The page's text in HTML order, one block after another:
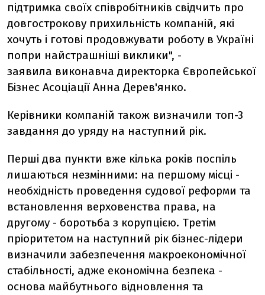
підтримка своїх співробітників свідчить про
довгострокову прихильність компаній, які
хочуть і готові продовжувати роботу в Україні
попри найстрашніші виклики", -
заявила виконавча директорка Європейської
Бізнес Асоціації Анна Дерев'янко.
Керівники компаній також визначили топ-3
завдання до уряду на наступний рік.
Перші два пункти вже кілька років поспіль
лишаються незмінними: на першому місці -
необхідність проведення судової реформи та
встановлення верховенства права, на
другому - боротьба з корупцією. Третім
пріоритетом на наступний рік бізнес-лідери
визначили забезпечення макроекономічної
стабільності, адже економічна безпека -
основа майбутнього відновлення та